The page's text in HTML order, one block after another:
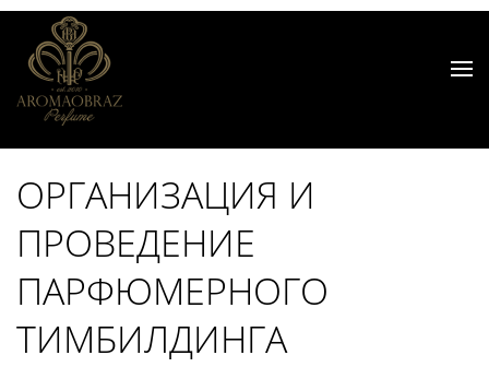
ОРГАНИЗАЦИЯ И
ПРОВЕДЕНИЕ
ПАРФЮМЕРНОГО
ТИМБИЛДИНГА